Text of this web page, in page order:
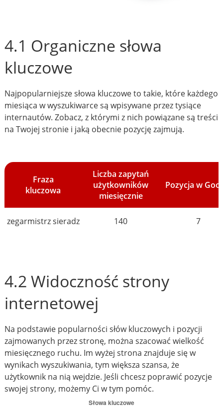
4.1 Organiczne słowa
kluczowe
Najpopularniejsze słowa kluczowe to takie, które każdego
miesiąca w wyszukiwarce są wpisywane przez tysiące
internautów. Zobacz, z którymi z nich powiązane są treści
na Twojej stronie i jaką obecnie pozycję zajmują.
Fraza
kluczowa
Liczba zapytań
użytkowników
miesięcznie
Pozycja w
zegarmistrz sieradz 140 7
4.2 Widoczność strony
internetowej
Na podstawie popularności słów kluczowych i pozycji
zajmowanych przez stronę, można szacować wielkość
miesięcznego ruchu. Im wyżej strona znajduje się w
wynikach wyszukiwania, tym większa szansa, że
użytkownik na nią wejdzie. Jeśli chcesz poprawić pozycje
swojej strony, możemy Ci w tym pomóc.